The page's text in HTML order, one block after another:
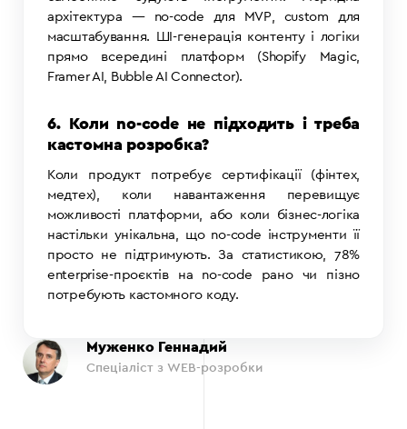
архітектура — no-code для MVP, custom для
масштабування. ШІ-генерація контенту і логіки
прямо всередині платформ (Shopify Magic,
Framer AI, Bubble AI Connector).
6. Коли no-code не підходить і треба
кастомна розробка?
Коли продукт потребує сертифікації (фінтех,
медтех), коли навантаження перевищує
можливості платформи, або коли бізнес-логіка
настільки унікальна, що no-code інструменти її
просто не підтримують. За статистикою, 78%
enterprise-проєктів на no-code рано чи пізно
потребують кастомного коду.
Муженко Геннадий
Спеціаліст з WEB-розробки